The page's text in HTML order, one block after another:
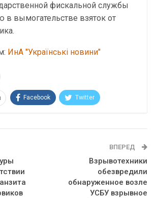
фискальной службы
в вымогательстве взяток от
ИнА "Українські новини"
Facebook Twitter
ВПЕРЕД
Взрывотехники
обезвредили
обнаруженное возле
УСБУ взрывное